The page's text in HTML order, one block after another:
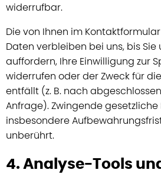
widerrufbar.
Die von Ihnen im
Daten verbleiben bei uns, bis Sie
auffordern, Ihre Einwilligung zur
widerrufen oder der Zweck für
entfällt (z. B. nach
Anfrage). Zwingende
insbesondere
unberührt.
4. Analyse-Tools